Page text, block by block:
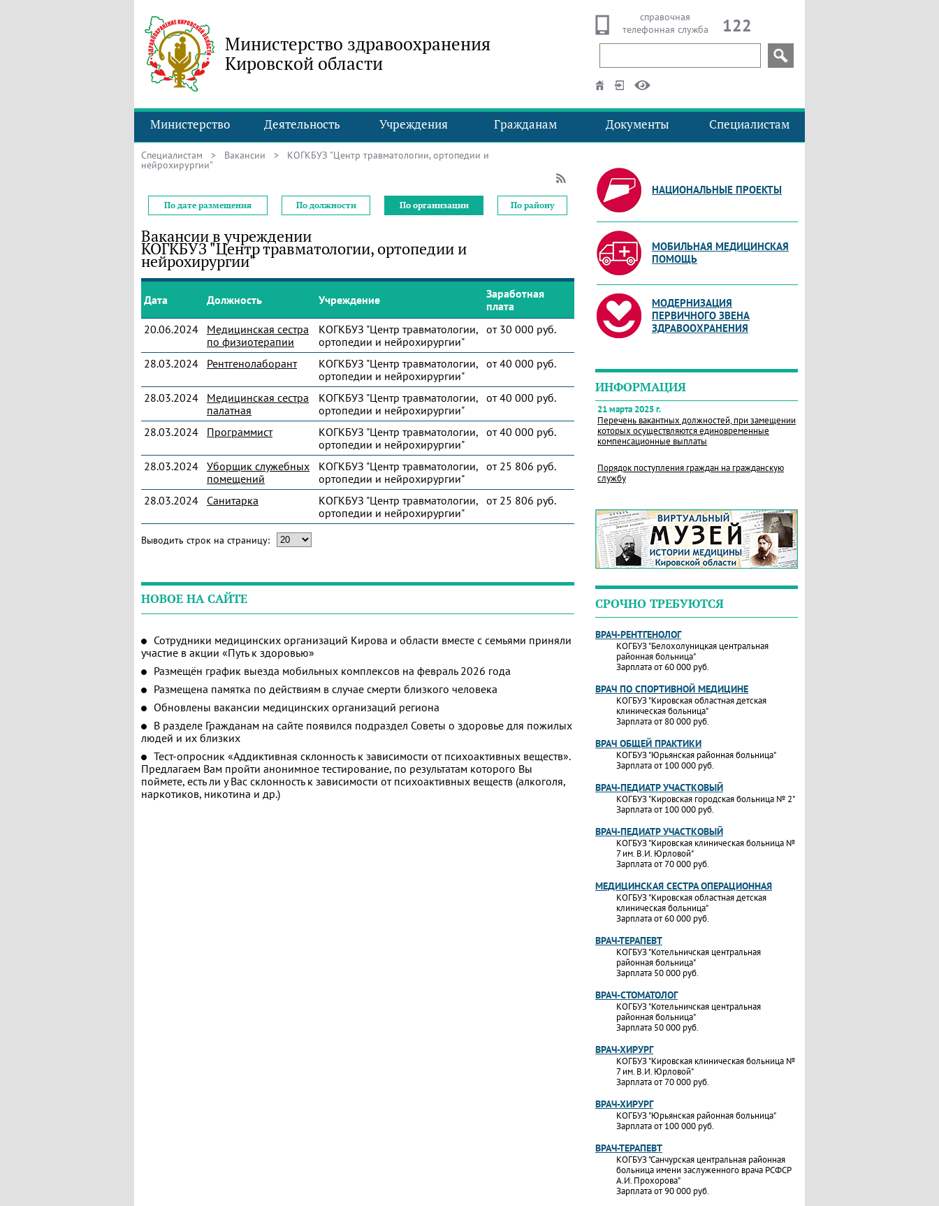
Министерство здравоохранения
Кировской области
справочная
телефонная служба
122
Министерство Деятельность Учреждения Гражданам Документы Специалистам
Специалистам > Вакансии > КОГКБУЗ "Центр травматологии, ортопедии и
нейрохирургии"
По дате размещения По должности По организации По району
Вакансии в учреждении
КОГКБУЗ "Центр травматологии, ортопедии и
нейрохирургии"
Дата Должность Учреждение
Заработная
плата
20.06.2024
Медицинская сестра
по физиотерапии
КОГКБУЗ "Центр травматологии,
ортопедии и нейрохирургии"
от 30 000 руб.
28.03.2024 Рентгенолаборант
КОГКБУЗ "Центр травматологии,
ортопедии и нейрохирургии"
от 40 000 руб.
28.03.2024
Медицинская сестра
палатная
КОГКБУЗ "Центр травматологии,
ортопедии и нейрохирургии"
от 40 000 руб.
28.03.2024 Программист
КОГКБУЗ "Центр травматологии,
ортопедии и нейрохирургии"
от 40 000 руб.
28.03.2024 Уборщик служебных
помещений
КОГКБУЗ "Центр травматологии,
ортопедии и нейрохирургии"
от 25 806 руб.
28.03.2024 Санитарка
КОГКБУЗ "Центр травматологии,
ортопедии и нейрохирургии"
от 25 806 руб.
Выводить строк на страницу:
НОВОЕ НА САЙТЕ
Сотрудники медицинских организаций Кирова и области вместе с семьями приняли
участие в акции «Путь к здоровью»
Размещён график выезда мобильных комплексов на февраль 2026 года
Размещена памятка по действиям в случае смерти близкого человека
Обновлены вакансии медицинских организаций региона
В разделе Гражданам на сайте появился подраздел Советы о здоровье для пожилых
людей и их близких
Тест-опросник «Аддиктивная склонность к зависимости от психоактивных веществ».
Предлагаем Вам пройти анонимное тестирование, по результатам которого Вы
поймете, есть ли у Вас склонность к зависимости от психоактивных веществ (алкоголя,
наркотиков, никотина и др.)
НАЦИОНАЛЬНЫЕ ПРОЕКТЫ
МОБИЛЬНАЯ МЕДИЦИНСКАЯ
ПОМОЩЬ
МОДЕРНИЗАЦИЯ
ПЕРВИЧНОГО ЗВЕНА
ЗДРАВООХРАНЕНИЯ
ИНФОРМАЦИЯ
21 марта 2025 г.
Перечень вакантных должностей, при замещении
которых осуществляются единовременные
компенсационные выплаты
Порядок поступления граждан на гражданскую
службу
СРОЧНО ТРЕБУЮТСЯ
ВРАЧ-РЕНТГЕНОЛОГ
КОГБУЗ "Белохолуницкая центральная
районная больница"
Зарплата от 60 000 руб.
ВРАЧ ПО СПОРТИВНОЙ МЕДИЦИНЕ
КОГБУЗ "Кировская областная детская
клиническая больница"
Зарплата от 80 000 руб.
ВРАЧ ОБЩЕЙ ПРАКТИКИ
КОГБУЗ "Юрьянская районная больница"
Зарплата от 100 000 руб.
ВРАЧ-ПЕДИАТР УЧАСТКОВЫЙ
КОГБУЗ "Кировская городская больница № 2"
Зарплата от 100 000 руб.
ВРАЧ-ПЕДИАТР УЧАСТКОВЫЙ
КОГБУЗ "Кировская клиническая больница №
7 им. В.И. Юрловой"
Зарплата от 70 000 руб.
МЕДИЦИНСКАЯ СЕСТРА ОПЕРАЦИОННАЯ
КОГБУЗ "Кировская областная детская
клиническая больница"
Зарплата от 60 000 руб.
ВРАЧ-ТЕРАПЕВТ
КОГБУЗ "Котельничская центральная
районная больница"
Зарплата 50 000 руб.
ВРАЧ-СТОМАТОЛОГ
КОГБУЗ "Котельничская центральная
районная больница"
Зарплата 50 000 руб.
ВРАЧ-ХИРУРГ
КОГБУЗ "Кировская клиническая больница №
7 им. В.И. Юрловой"
Зарплата от 70 000 руб.
ВРАЧ-ХИРУРГ
КОГБУЗ "Юрьянская районная больница"
Зарплата от 100 000 руб.
ВРАЧ-ТЕРАПЕВТ
КОГБУЗ "Санчурская центральная районная
больница имени заслуженного врача РСФСР
А.И. Прохорова"
Зарплата от 90 000 руб.